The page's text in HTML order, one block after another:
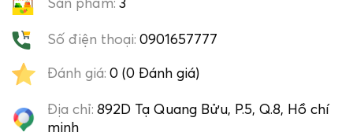
Sản phẩm: 3
Số điện thoại: 0901657777
Đánh giá: 0 (0 Đánh giá)
Địa chỉ: 892D Tạ Quang Bửu, P.5, Q.8, Hồ chí
minh